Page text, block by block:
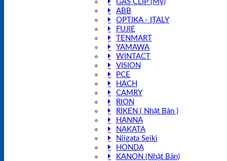
GAS CLIP (Mỹ)
ABB
OPTIKA - ITALY
FUJIE
TENMART
YAMAWA
WINTACT
VISION
PCE
HACH
CAMRY
RION
RIKEN ( Nhật Bản )
HANNA
NAKATA
Niigata Seiki
HONDA
KANON (Nhật Bản)